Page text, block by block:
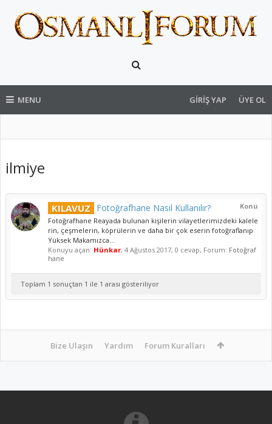
MENU GIRIŞ YAP ÜYE OL
ilmiye
Konu
KILAVUZ Fotoğrafhane Nasıl Kullanılır?
Fotoğrafhane Reayada bulunan kişilerin vilayetlerimizdeki kalele
rin, çeşmelerin, köprülerin ve daha bir çok eserin fotoğraflanıp
Yüksek Makamızca...
Konuyu açan: Hünkar, 4 Ağustos 2017, 0 cevap, Forum: Fotoğraf
hane
Toplam 1 sonuçtan 1 ile 1 arası gösteriliyor
Bize Ulaşın Yardım Forum Kuralları